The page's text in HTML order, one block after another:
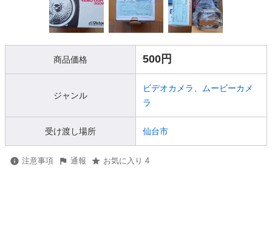
商品価格 500円
ジャンル
ビデオカメラ、ムービーカメ
ラ
受け渡し場所 仙台市
注意事項 通報 お気に入り 4